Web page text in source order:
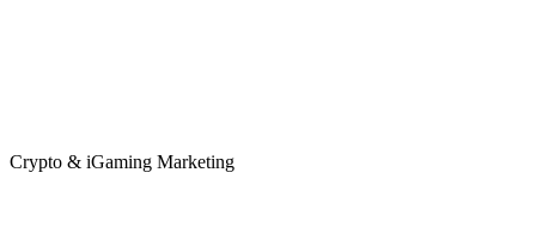
Crypto & iGaming Marketing